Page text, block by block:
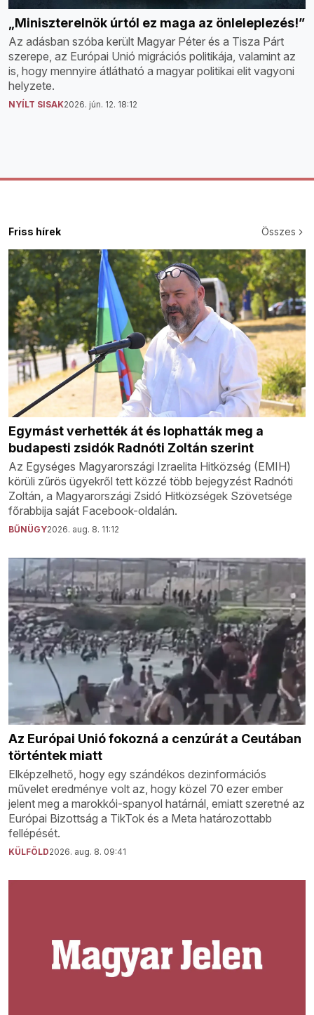
„Miniszterelnök úrtól ez maga az önleleplezés!”
Az adásban szóba került Magyar Péter és a Tisza Párt
szerepe, az Európai Unió migrációs politikája, valamint az
is, hogy mennyire átlátható a magyar politikai elit vagyoni
helyzete.
NYÍLT SISAK2026. jún. 12. 18:12
Friss hírek Összes
Egymást verhették át és lophatták meg a
budapesti zsidók Radnóti Zoltán szerint
Az Egységes Magyarországi Izraelita Hitközség (EMIH)
körüli zűrös ügyekről tett közzé több bejegyzést Radnóti
Zoltán, a Magyarországi Zsidó Hitközségek Szövetsége
főrabbija saját Facebook-oldalán.
BŰNÜGY2026. aug. 8. 11:12
Az Európai Unió fokozná a cenzúrát a Ceutában
történtek miatt
Elképzelhető, hogy egy szándékos dezinformációs
művelet eredménye volt az, hogy közel 70 ezer ember
jelent meg a marokkói-spanyol határnál, emiatt szeretné az
Európai Bizottság a TikTok és a Meta határozottabb
fellépését.
KÜLFÖLD2026. aug. 8. 09:41